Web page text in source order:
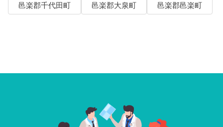
邑楽郡千代田町
邑楽郡大泉町 邑楽郡邑楽町